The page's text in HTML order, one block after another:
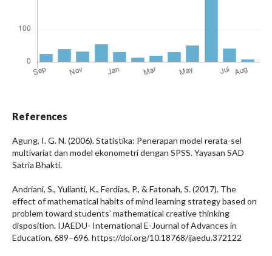
References
Agung, I. G. N. (2006). Statistika: Penerapan model rerata-sel
multivariat dan model ekonometri dengan SPSS. Yayasan SAD
Satria Bhakti.
Andriani, S., Yulianti, K., Ferdias, P., & Fatonah, S. (2017). The
effect of mathematical habits of mind learning strategy based on
problem toward students’ mathematical creative thinking
disposition. IJAEDU- International E-Journal of Advances in
Education, 689–696. https://doi.org/10.18768/ijaedu.372122